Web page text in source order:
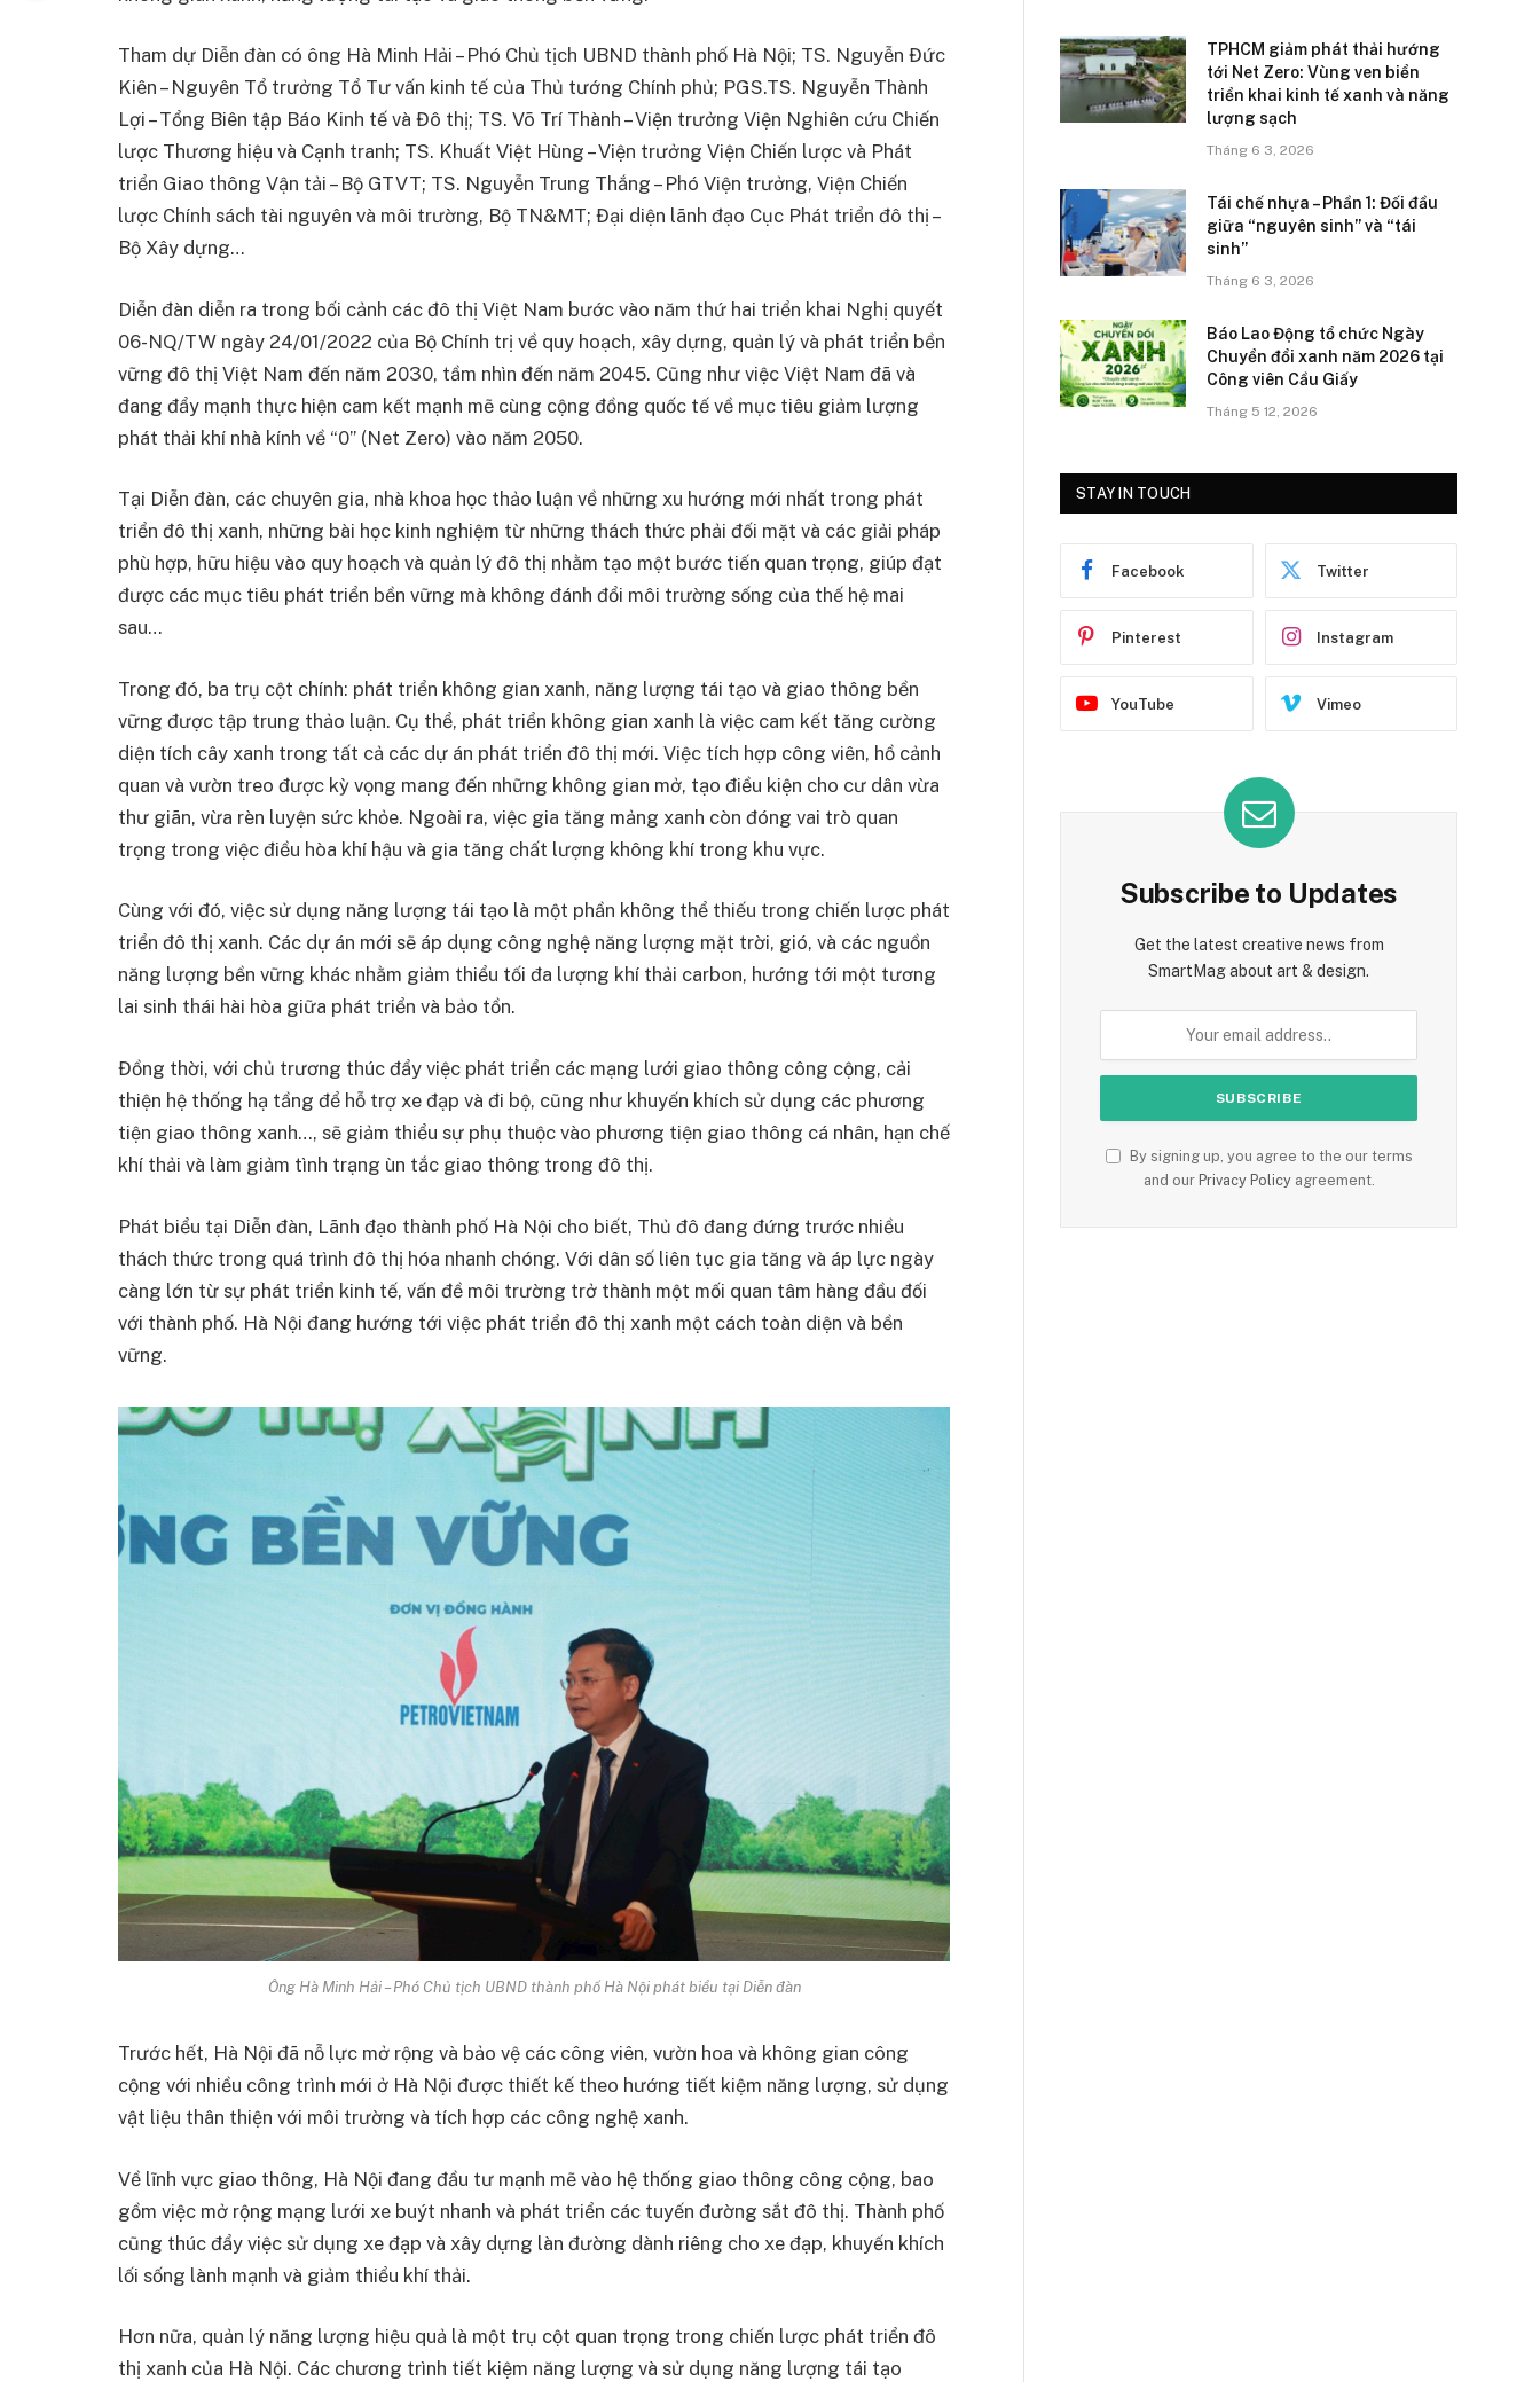
Tham dự Diễn đàn có ông Hà Minh Hải – Phó Chủ tịch UBND thành phố Hà Nội; TS. Nguyễn Đức
Kiên – Nguyên Tổ trưởng Tổ Tư vấn kinh tế của Thủ tướng Chính phủ; PGS.TS. Nguyễn Thành
Lợi – Tổng Biên tập Báo Kinh tế và Đô thị; TS. Võ Trí Thành – Viện trưởng Viện Nghiên cứu Chiến
lược Thương hiệu và Cạnh tranh; TS. Khuất Việt Hùng – Viện trưởng Viện Chiến lược và Phát
triển Giao thông Vận tải – Bộ GTVT; TS. Nguyễn Trung Thắng – Phó Viện trưởng, Viện Chiến
lược Chính sách tài nguyên và môi trường, Bộ TN&MT; Đại diện lãnh đạo Cục Phát triển đô thị –
Bộ Xây dựng…
Diễn đàn diễn ra trong bối cảnh các đô thị Việt Nam bước vào năm thứ hai triển khai Nghị quyết
06-NQ/TW ngày 24/01/2022 của Bộ Chính trị về quy hoạch, xây dựng, quản lý và phát triển bền
vững đô thị Việt Nam đến năm 2030, tầm nhìn đến năm 2045. Cũng như việc Việt Nam đã và
đang đẩy mạnh thực hiện cam kết mạnh mẽ cùng cộng đồng quốc tế về mục tiêu giảm lượng
phát thải khí nhà kính về “0” (Net Zero) vào năm 2050.
Tại Diễn đàn, các chuyên gia, nhà khoa học thảo luận về những xu hướng mới nhất trong phát
triển đô thị xanh, những bài học kinh nghiệm từ những thách thức phải đối mặt và các giải pháp
phù hợp, hữu hiệu vào quy hoạch và quản lý đô thị nhằm tạo một bước tiến quan trọng, giúp đạt
được các mục tiêu phát triển bền vững mà không đánh đổi môi trường sống của thế hệ mai
sau…
Trong đó, ba trụ cột chính: phát triển không gian xanh, năng lượng tái tạo và giao thông bền
vững được tập trung thảo luận. Cụ thể, phát triển không gian xanh là việc cam kết tăng cường
diện tích cây xanh trong tất cả các dự án phát triển đô thị mới. Việc tích hợp công viên, hồ cảnh
quan và vườn treo được kỳ vọng mang đến những không gian mở, tạo điều kiện cho cư dân vừa
thư giãn, vừa rèn luyện sức khỏe. Ngoài ra, việc gia tăng mảng xanh còn đóng vai trò quan
trọng trong việc điều hòa khí hậu và gia tăng chất lượng không khí trong khu vực.
Cùng với đó, việc sử dụng năng lượng tái tạo là một phần không thể thiếu trong chiến lược phát
triển đô thị xanh. Các dự án mới sẽ áp dụng công nghệ năng lượng mặt trời, gió, và các nguồn
năng lượng bền vững khác nhằm giảm thiểu tối đa lượng khí thải carbon, hướng tới một tương
lai sinh thái hài hòa giữa phát triển và bảo tồn.
Đồng thời, với chủ trương thúc đẩy việc phát triển các mạng lưới giao thông công cộng, cải
thiện hệ thống hạ tầng để hỗ trợ xe đạp và đi bộ, cũng như khuyến khích sử dụng các phương
tiện giao thông xanh…, sẽ giảm thiểu sự phụ thuộc vào phương tiện giao thông cá nhân, hạn chế
khí thải và làm giảm tình trạng ùn tắc giao thông trong đô thị.
Phát biểu tại Diễn đàn, Lãnh đạo thành phố Hà Nội cho biết, Thủ đô đang đứng trước nhiều
thách thức trong quá trình đô thị hóa nhanh chóng. Với dân số liên tục gia tăng và áp lực ngày
càng lớn từ sự phát triển kinh tế, vấn đề môi trường trở thành một mối quan tâm hàng đầu đối
với thành phố. Hà Nội đang hướng tới việc phát triển đô thị xanh một cách toàn diện và bền
vững.
Ông Hà Minh Hải – Phó Chủ tịch UBND thành phố Hà Nội phát biểu tại Diễn đàn
Trước hết, Hà Nội đã nỗ lực mở rộng và bảo vệ các công viên, vườn hoa và không gian công
cộng với nhiều công trình mới ở Hà Nội được thiết kế theo hướng tiết kiệm năng lượng, sử dụng
vật liệu thân thiện với môi trường và tích hợp các công nghệ xanh.
Về lĩnh vực giao thông, Hà Nội đang đầu tư mạnh mẽ vào hệ thống giao thông công cộng, bao
gồm việc mở rộng mạng lưới xe buýt nhanh và phát triển các tuyến đường sắt đô thị. Thành phố
cũng thúc đẩy việc sử dụng xe đạp và xây dựng làn đường dành riêng cho xe đạp, khuyến khích
lối sống lành mạnh và giảm thiểu khí thải.
Hơn nữa, quản lý năng lượng hiệu quả là một trụ cột quan trọng trong chiến lược phát triển đô
thị xanh của Hà Nội. Các chương trình tiết kiệm năng lượng và sử dụng năng lượng tái tạo
TPHCM giảm phát thải hướng
tới Net Zero: Vùng ven biển
triển khai kinh tế xanh và năng
lượng sạch
Tháng 6 3, 2026
Tái chế nhựa – Phần 1: Đối đầu
giữa “nguyên sinh” và “tái
sinh”
Tháng 6 3, 2026
Báo Lao Động tổ chức Ngày
Chuyển đổi xanh năm 2026 tại
Công viên Cầu Giấy
Tháng 5 12, 2026
STAY IN TOUCH
Facebook Twitter
Pinterest Instagram
YouTube Vimeo
Subscribe to Updates
Get the latest creative news from
SmartMag about art & design.
By signing up, you agree to the our terms
and our Privacy Policyagreement.